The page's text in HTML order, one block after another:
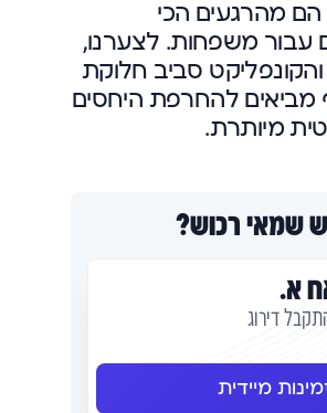
הם מהרגעים הכי
עבור משפחות. לצערנו,
סביב חלוקת
להחרפת היחסים
מיותרת.
שמאי רכוש?
א.
דירוג
מיידית